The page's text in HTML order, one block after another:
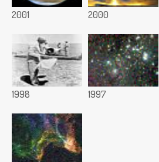
2001 2000
1998 1997